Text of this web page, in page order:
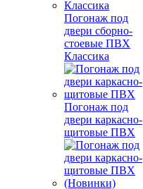
Погонаж под
двери сборно-
стоевые ПВХ
Классика
Погонаж под
двери каркасно-
щитовые ПВХ